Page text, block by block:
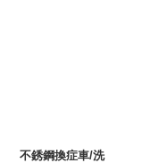
不銹鋼換症車/洗